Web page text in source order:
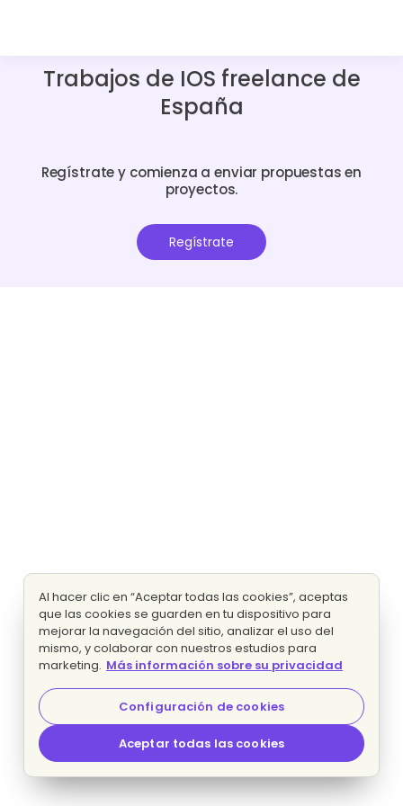
Trabajos de IOS freelance de
España
Regístrate y comienza a enviar propuestas en
proyectos.
Regístrate
Al hacer clic en “Aceptar todas las cookies”, aceptas
que las cookies se guarden en tu dispositivo para
mejorar la navegación del sitio, analizar el uso del
mismo, y colaborar con nuestros estudios para
marketing. Más información sobre su privacidad
Configuración de cookies
Aceptar todas las cookies